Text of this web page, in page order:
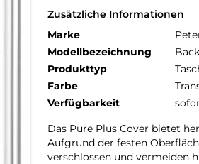
Zusätzliche Informationen
Marke
Modellbezeichnung
Produkttyp
Farbe
Verfügbarkeit
Das Pure Plus Cover bietet
Aufgrund der festen
verschlossen und vermeiden